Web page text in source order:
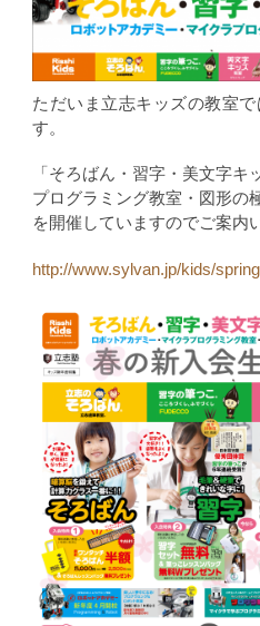
ただいま立志キッズの教室
す。
「そろばん・習字・美文字
プログラミング教室・図形の
を開催していますのでご案内
http://www.sylvan.jp/kids/